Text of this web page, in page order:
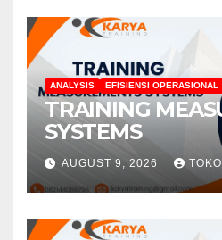
ANALYSIS EFISIENSI OPERASIONAL
TRAINING
SYSTEMS
AUGUST 9, 2026